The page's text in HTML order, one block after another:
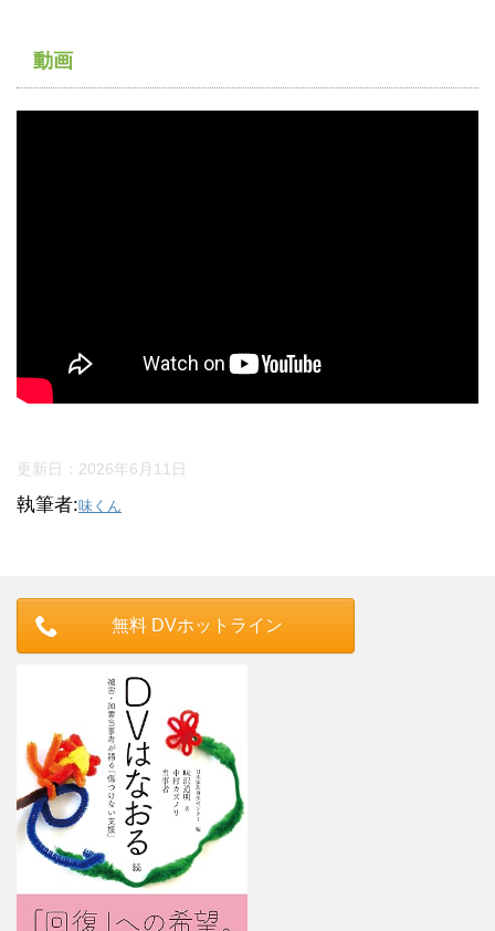
動画
更新日： 2026年6月11日
執筆者:味くん
無料 DVホットライン